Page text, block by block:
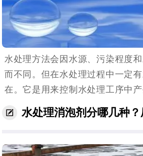
水处理方法会因水源、污染程度
而不同。但在水处理过程中一定
在。它是用来控制水处理工序中
很多。根据成分可分为有机硅类
肪酸类等消泡剂。（水处理消泡